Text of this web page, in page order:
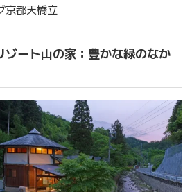
京都天橋立
ゾート山の家：豊かな緑のなか